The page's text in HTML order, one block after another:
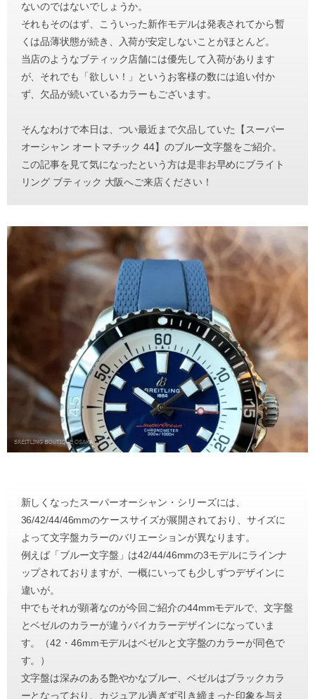
ないのではないでしょうか。
それもそのはず、こういった新作モデルは発表されてから暫
くは品薄状態が続き、入荷が安定しないことがほとんど。
当店のようなブティック店舗には優先して入荷があります
が、それでも「欲しい！」というお客様の数には追い付か
ず、欠品が続いているカラーもございます。
そんなわけで本日は、つい最近まで欠品していた【スーパー
オーシャン オートマチック 44】のブルー文字盤をご紹介。
この記事を見て気になったという方は是非お早めにブライト
リング ブティック 大阪へご来店ください！
新しくなったスーパーオーシャン・シリーズには、
36/42/44/46mmのケースサイズが展開されており、サイズに
よって文字盤カラーのバリエーションが異なります。
例えば「ブルー文字盤」は42/44/46mmの3モデルにラインナ
ップされておりますが、一概にいっても少しずつデザインに
違いが。
中でもそれが顕著なのが今回ご紹介の44mmモデルで、文字盤
とベゼルのカラーが違うバイカラーデザインになっていま
す。（42・46mmモデルはベゼルと文字盤のカラーが同色で
す。）
文字盤は深みのある艶やかなブルー、ベゼルはブラックカラ
ーとなっており、カジュアル過ぎず引き締まった印象を与え